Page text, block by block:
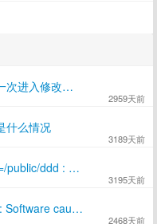
2959天前
我要修改时间客户每次第一次进入修改就会报错
3189天前
什么情况
3195天前
Search mapping for path=/public/ddd : NOT Action match
2468天前
java.net.SocketException: Software caused connection abort: socket write error